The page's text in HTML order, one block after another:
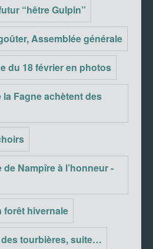
“hêtre Gulpin”
Assemblée générale
du 18 février en photos
la Fagne achètent des
Nampîre à l’honneur -
forêt hivernale
tourbières, suite…